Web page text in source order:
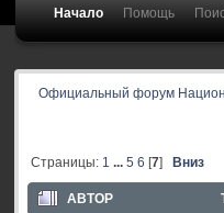
Начало Помощь
Официальный форум
Страницы: 1 ... 5 6 [7] Вниз
АВТОР